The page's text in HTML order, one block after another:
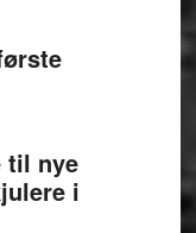
til nye
i